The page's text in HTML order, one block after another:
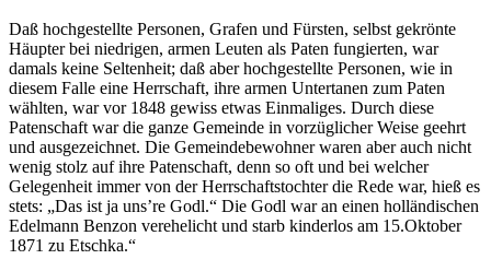
Daß hochgestellte Personen, Grafen und Fürsten, selbst gekrönte
Häupter bei niedrigen, armen Leuten als Paten fungierten, war
damals keine Seltenheit; daß aber hochgestellte Personen, wie in
diesem Falle eine Herrschaft, ihre armen Untertanen zum Paten
wählten, war vor 1848 gewiss etwas Einmaliges. Durch diese
Patenschaft war die ganze Gemeinde in vorzüglicher Weise geehrt
und ausgezeichnet. Die Gemeindebewohner waren aber auch nicht
wenig stolz auf ihre Patenschaft, denn so oft und bei welcher
Gelegenheit immer von der Herrschaftstochter die Rede war, hieß es
stets: „Das ist ja uns’re Godl.“ Die Godl war an einen holländischen
Edelmann Benzon verehelicht und starb kinderlos am 15.Oktober
1871 zu Etschka.“